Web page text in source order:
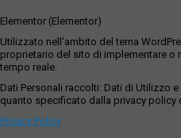
Elementor (Elementor)
Utilizzato nell'ambito del tema
proprietario del sito di implementare o
tempo reale.
Dati Personali raccolti: Dati di Utilizzo
quanto specificato dalla privacy policy
Privacy Policy